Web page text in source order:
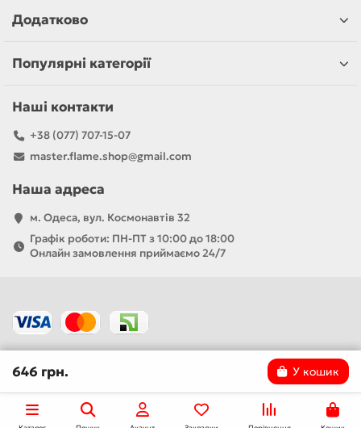
Додатково
Популярні категорії
Наші контакти
+38 (077) 707-15-07
master.flame.shop@gmail.com
Наша адреса
м. Одеса, вул. Космонавтів 32
Графік роботи: ПН-ПТ з 10:00 до 18:00
Онлайн замовлення приймаємо 24/7
646 грн. У кошик